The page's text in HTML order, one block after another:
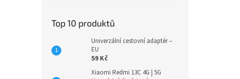
Top 10 produktů
Univerzální cestovní adaptér –
EU
59 Kč
Xiaomi Redmi 13C 4G | 5G